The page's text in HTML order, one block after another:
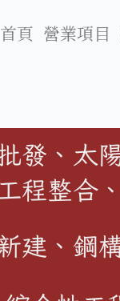
首頁 營業項目